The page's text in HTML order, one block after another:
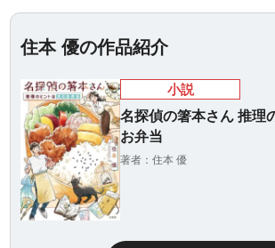
住本 優の作品紹介
小説
名探偵の箸本さん 推理
お弁当
著者：住本 優